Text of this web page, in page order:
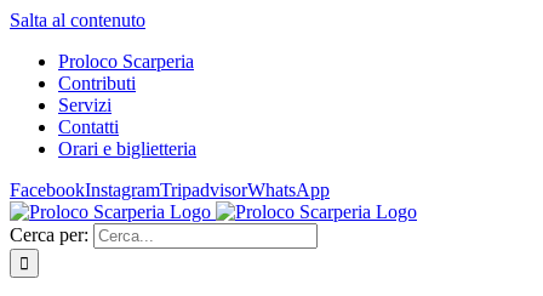
Salta al contenuto
Proloco Scarperia
Contributi
Servizi
Contatti
Orari e biglietteria
FacebookInstagramTripadvisorWhatsApp
Cerca per: